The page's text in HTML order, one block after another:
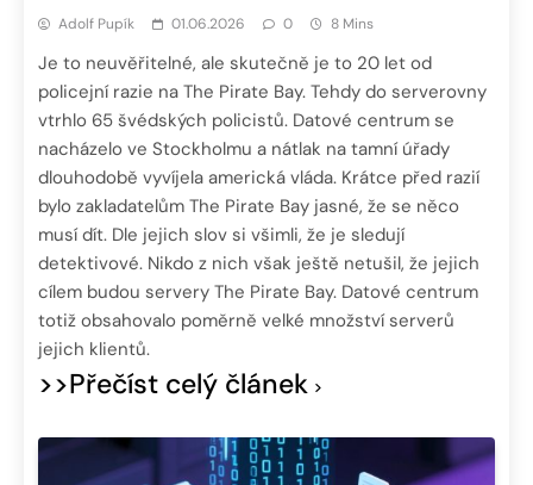
Adolf Pupík 01.06.2026 0 8 Mins
Je to neuvěřitelné, ale skutečně je to 20 let od
policejní razie na The Pirate Bay. Tehdy do serverovny
vtrhlo 65 švédských policistů. Datové centrum se
nacházelo ve Stockholmu a nátlak na tamní úřady
dlouhodobě vyvíjela americká vláda. Krátce před razií
bylo zakladatelům The Pirate Bay jasné, že se něco
musí dít. Dle jejich slov si všimli, že je sledují
detektivové. Nikdo z nich však ještě netušil, že jejich
cílem budou servery The Pirate Bay. Datové centrum
totiž obsahovalo poměrně velké množství serverů
jejich klientů.
>>Přečíst celý článek